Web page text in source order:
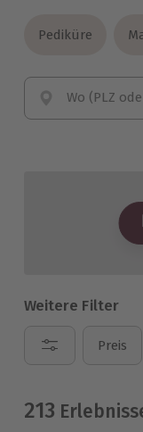
Pediküre
Pediküre
Wo (PLZ
Weitere Filter
Preis
213